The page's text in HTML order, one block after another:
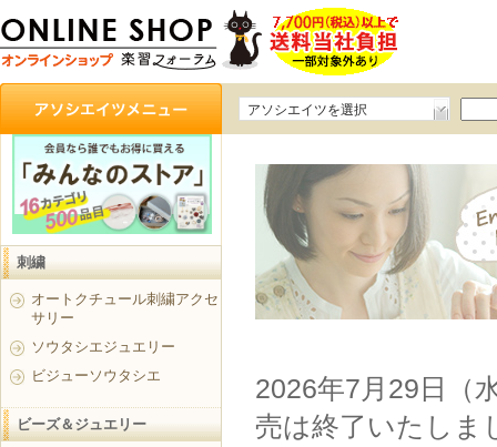
アソシエイツを選択
2026年7月29日（
売は終了いたしま
刺繍
オートクチュール刺繍アクセ
サリー
ソウタシエジュエリー
ビジューソウタシエ
ビーズ＆ジュエリー